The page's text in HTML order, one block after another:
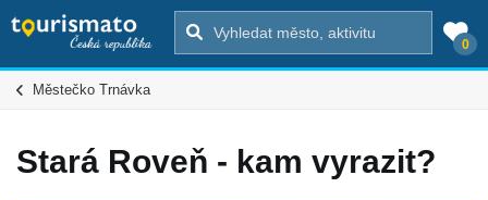
0
Městečko Trnávka
Stará Roveň - kam vyrazit?